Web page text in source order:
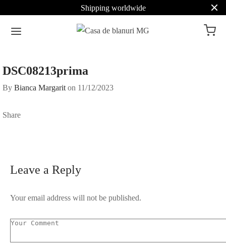
Shipping worldwide
DSC08213prima
By Bianca Margarit on 11/12/2023
Share
Leave a Reply
Your email address will not be published.